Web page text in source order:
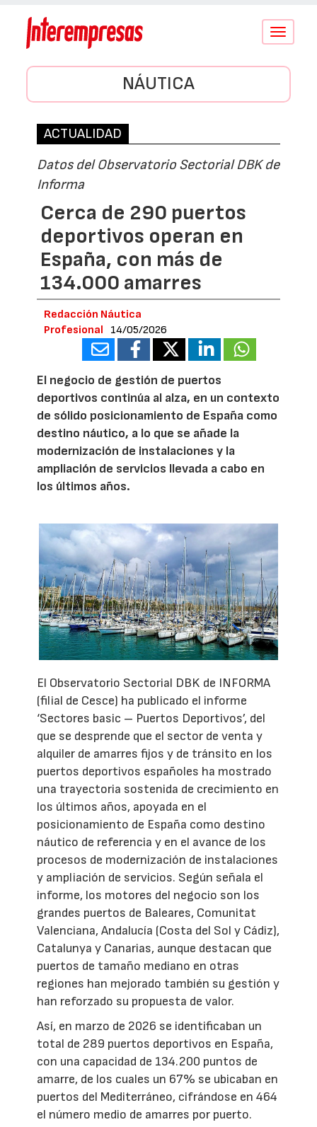
Conmutar
NÁUTICA
ACTUALIDAD
Datos del Observatorio Sectorial DBK de
Informa
Cerca de 290 puertos
deportivos operan en
España, con más de
134.000 amarres
Redacción Náutica
Profesional
14/05/2026
El negocio de gestión de puertos
deportivos continúa al alza, en un contexto
de sólido posicionamiento de España como
destino náutico, a lo que se añade la
modernización de instalaciones y la
ampliación de servicios llevada a cabo en
los últimos años.
El Observatorio Sectorial DBK de INFORMA
(filial de Cesce) ha publicado el informe
‘Sectores basic – Puertos Deportivos’, del
que se desprende que el sector de venta y
alquiler de amarres fijos y de tránsito en los
puertos deportivos españoles ha mostrado
una trayectoria sostenida de crecimiento en
los últimos años, apoyada en el
posicionamiento de España como destino
náutico de referencia y en el avance de los
procesos de modernización de instalaciones
y ampliación de servicios. Según señala el
informe, los motores del negocio son los
grandes puertos de Baleares, Comunitat
Valenciana, Andalucía (Costa del Sol y Cádiz),
Catalunya y Canarias, aunque destacan que
puertos de tamaño mediano en otras
regiones han mejorado también su gestión y
han reforzado su propuesta de valor.
Así, en marzo de 2026 se identificaban un
total de 289 puertos deportivos en España,
con una capacidad de 134.200 puntos de
amarre, de los cuales un 67% se ubicaban en
puertos del Mediterráneo, cifrándose en 464
el número medio de amarres por puerto.